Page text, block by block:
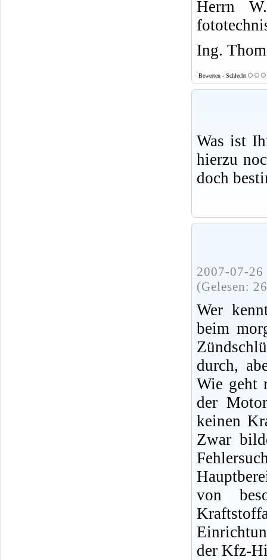
Herrn
Ing.
Bewerten - Schlecht
Was ist
hierzu
doch
2007-07-
(Gelesen:
Wer
beim
durch,
Wie geht
der
keinen
Zwar
von
der Kfz-